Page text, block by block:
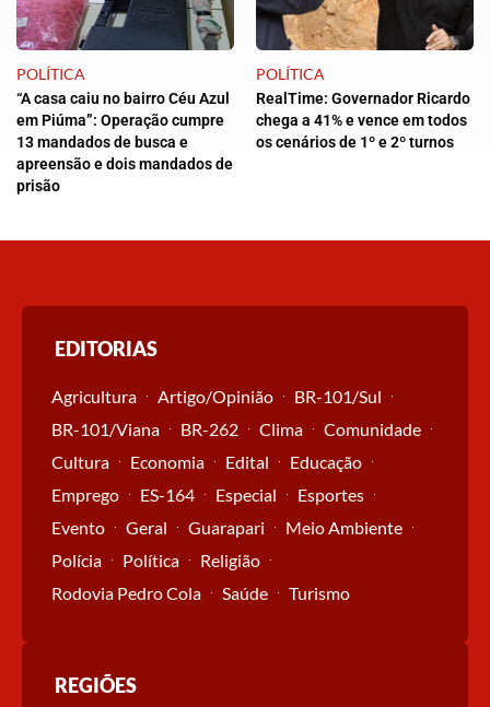
POLÍTICA
“A casa caiu no bairro Céu Azul
em Piúma”: Operação cumpre
13 mandados de busca e
apreensão e dois mandados de
prisão
POLÍTICA
RealTime: Governador Ricardo
chega a 41% e vence em todos
os cenários de 1º e 2º turnos
EDITORIAS
Agricultura Artigo/Opinião
BR-101/Sul
BR-101/Viana
BR-262 Clima
Comunidade
Cultura
Economia Edital
Educação
Emprego
ES-164 Especial
Esportes
Evento
Geral Guarapari
Meio Ambiente
Polícia
Política
Religião
Rodovia Pedro Cola
Saúde Turismo
REGIÕES